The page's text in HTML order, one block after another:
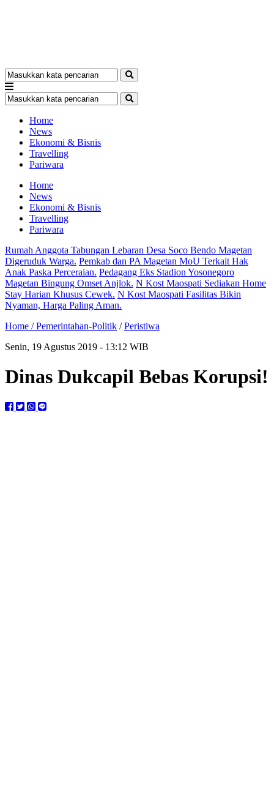
Home
News
Ekonomi & Bisnis
Travelling
Pariwara
Home
News
Ekonomi & Bisnis
Travelling
Pariwara
Rumah Anggota Tabungan Lebaran Desa Soco Bendo Magetan
Digeruduk Warga. Pemkab dan PA Magetan MoU Terkait Hak
Anak Paska Perceraian. Pedagang Eks Stadion Yosonegoro
Magetan Bingung Omset Anjlok. N Kost Maospati Sediakan Home
Stay Harian Khusus Cewek. N Kost Maospati Fasilitas Bikin
Nyaman, Harga Paling Aman.
Home /Pemerintahan-Politik /Peristiwa
Senin, 19 Agustus 2019 - 13:12 WIB
Dinas Dukcapil Bebas Korupsi!